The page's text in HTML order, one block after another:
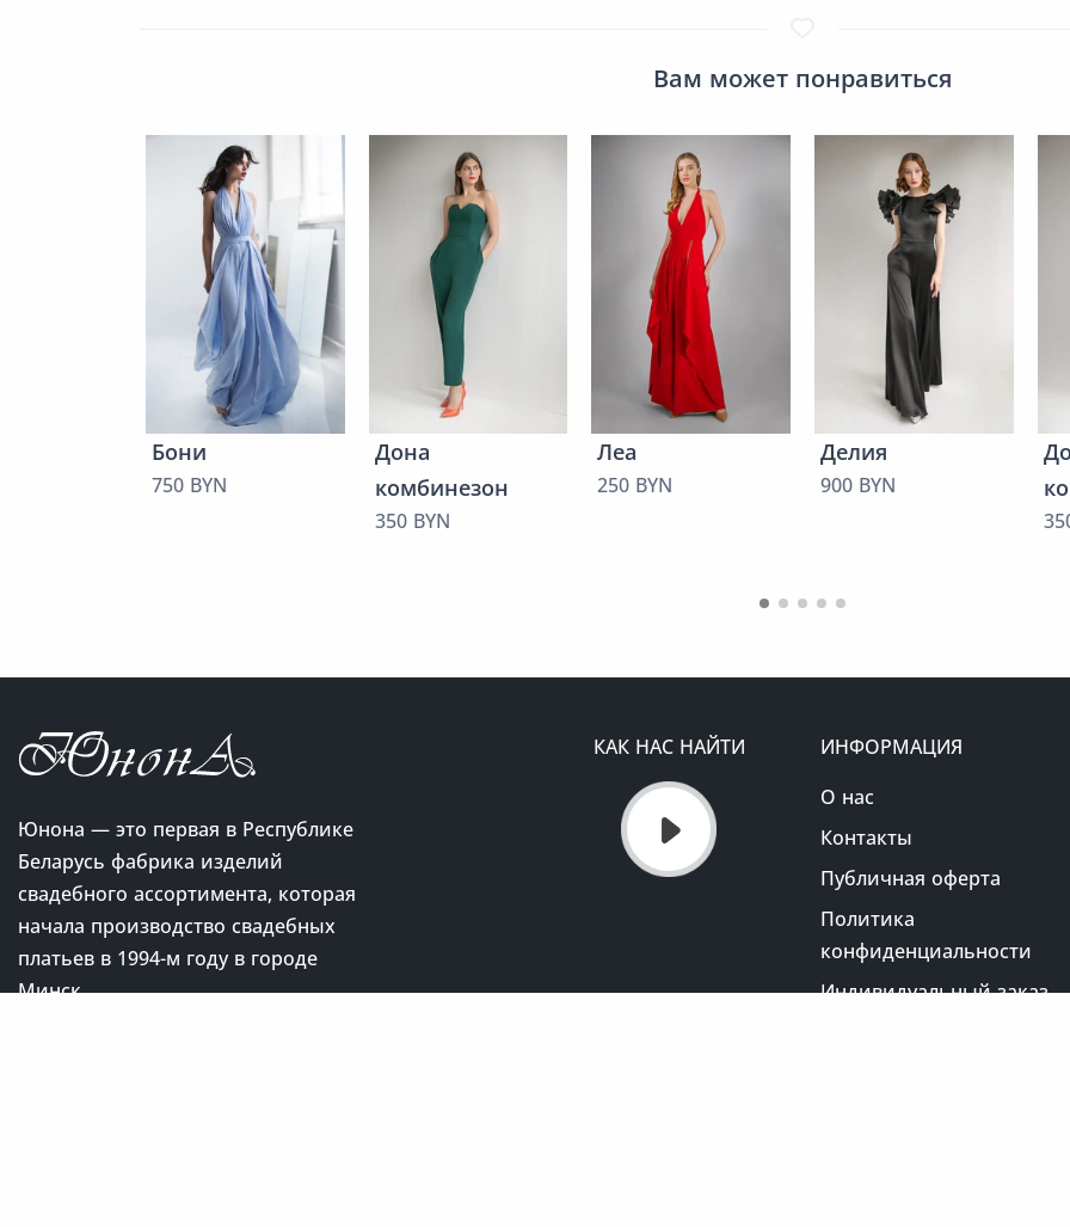
Вам может понравиться
Бони
750 BYN
Дона
комбинезон
350 BYN
Леа
250 BYN
Делия
900 BYN
Юнона — это первая в Республике
Беларусь фабрика изделий
свадебного ассортимента, которая
начала производство свадебных
платьев в 1994-м году в городе
Минск.
КАК НАС НАЙТИ
ИНФОРМАЦИЯ
О нас
Контакты
Публичная оферта
Политика
конфиденциальности
Индивидуальный заказ